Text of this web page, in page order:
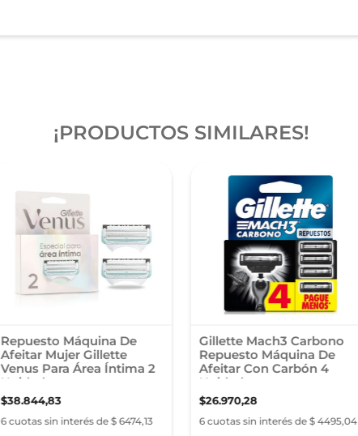
¡PRODUCTOS SIMILARES!
Repuesto Máquina De
Afeitar Mujer Gillette
Venus Para Área Íntima 2
Unidades
$38.844,83
6 cuotas sin interés de $ 6474,13
Gillette Mach3 Carbono
Repuesto Máquina De
Afeitar Con Carbón 4
Unidades
$26.970,28
6 cuotas sin interés de $ 4495,04